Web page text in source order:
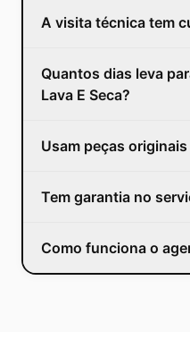
A visita técnica tem
Quantos dias leva
Lava E Seca?
Usam peças
Tem garantia no
Como funciona o